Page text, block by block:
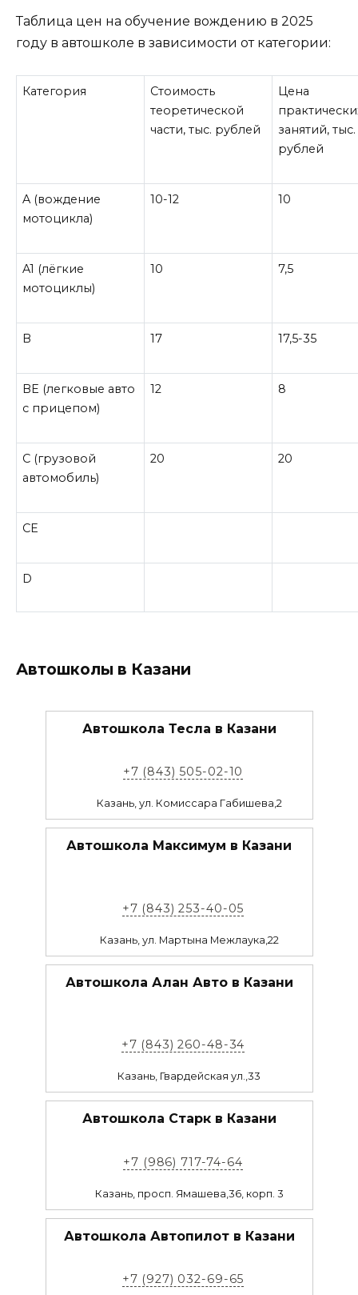
Таблица цен на обучение вождению в 2025
году в автошколе в зависимости от категории:
Категория
Стоимость
теоретической
части, тыс. рублей
Цена
занятий, тыс.
рублей
A (вождение
мотоцикла)
10-12 10
A1 (лёгкие
мотоциклы)
10 7,5
B 17 17,5-35
BE (легковые авто
с прицепом)
12 8
C (грузовой
автомобиль)
20 20
CE
D
Автошколы в Казани
Автошкола Тесла в Казани
+7 (843) 505-02-10
Казань, ул. Комиссара Габишева,2
Автошкола Максимум в Казани
+7 (843) 253-40-05
Казань, ул. Мартына Межлаука,22
Автошкола Алан Авто в Казани
+7 (843) 260-48-34
Казань, Гвардейская ул.,33
Автошкола Старк в Казани
+7 (986) 717-74-64
Казань, просп. Ямашева,36, корп. 3
Автошкола Автопилот в Казани
+7 (927) 032-69-65